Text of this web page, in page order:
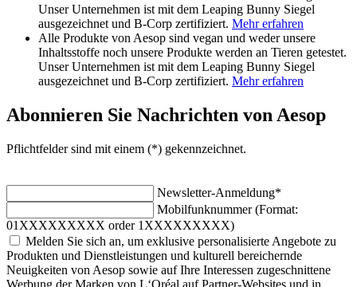
Unser Unternehmen ist mit dem Leaping Bunny Siegel
ausgezeichnet und B-Corp zertifiziert. Mehr erfahren
Alle Produkte von Aesop sind vegan und weder unsere
Inhaltsstoffe noch unsere Produkte werden an Tieren getestet.
Unser Unternehmen ist mit dem Leaping Bunny Siegel
ausgezeichnet und B-Corp zertifiziert. Mehr erfahren
Abonnieren Sie Nachrichten von Aesop
Pflichtfelder sind mit einem (*) gekennzeichnet.
Newsletter-Anmeldung*
Mobilfunknummer (Format:
01XXXXXXXXX order 1XXXXXXXXX)
Melden Sie sich an, um exklusive personalisierte Angebote zu
Produkten und Dienstleistungen und kulturell bereichernde
Neuigkeiten von Aesop sowie auf Ihre Interessen zugeschnittene
Werbung der Marken von L‘Oréal auf Partner-Websites und in